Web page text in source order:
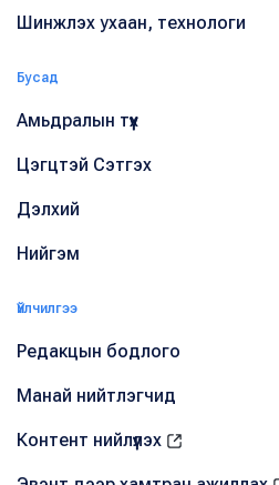
Шинжлэх ухаан, технологи
Бусад
Амьдралын түүх
Цэгцтэй Сэтгэх
Дэлхий
Нийгэм
Үйлчилгээ
Редакцын бодлого
Манай нийтлэгчид
Контент нийлүүлэх